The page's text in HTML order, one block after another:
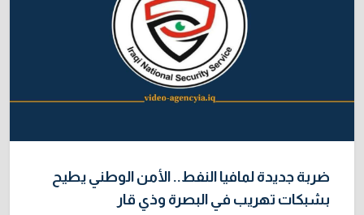
ضربة جديدة لمافيا النفط.. الأمن الوطني يطيح
بشبكات تهريب في البصرة وذي قار